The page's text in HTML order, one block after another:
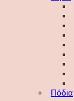
Πόδια